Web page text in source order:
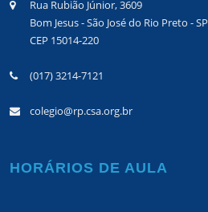
Rua Rubião Júnior, 3609
Bom Jesus - São José do Rio Preto - SP
CEP 15014-220
(017) 3214-7121
colegio@rp.csa.org.br
HORÁRIOS DE AULA